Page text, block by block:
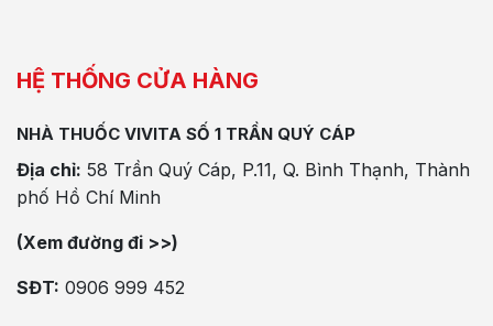
HỆ THỐNG CỬA HÀNG
NHÀ THUỐC VIVITA SỐ 1 TRẦN QUÝ CÁP
Địa chỉ: 58 Trần Quý Cáp, P.11, Q. Bình Thạnh, Thành
phố Hồ Chí Minh
(Xem đường đi >>)
SĐT: 0906 999 452